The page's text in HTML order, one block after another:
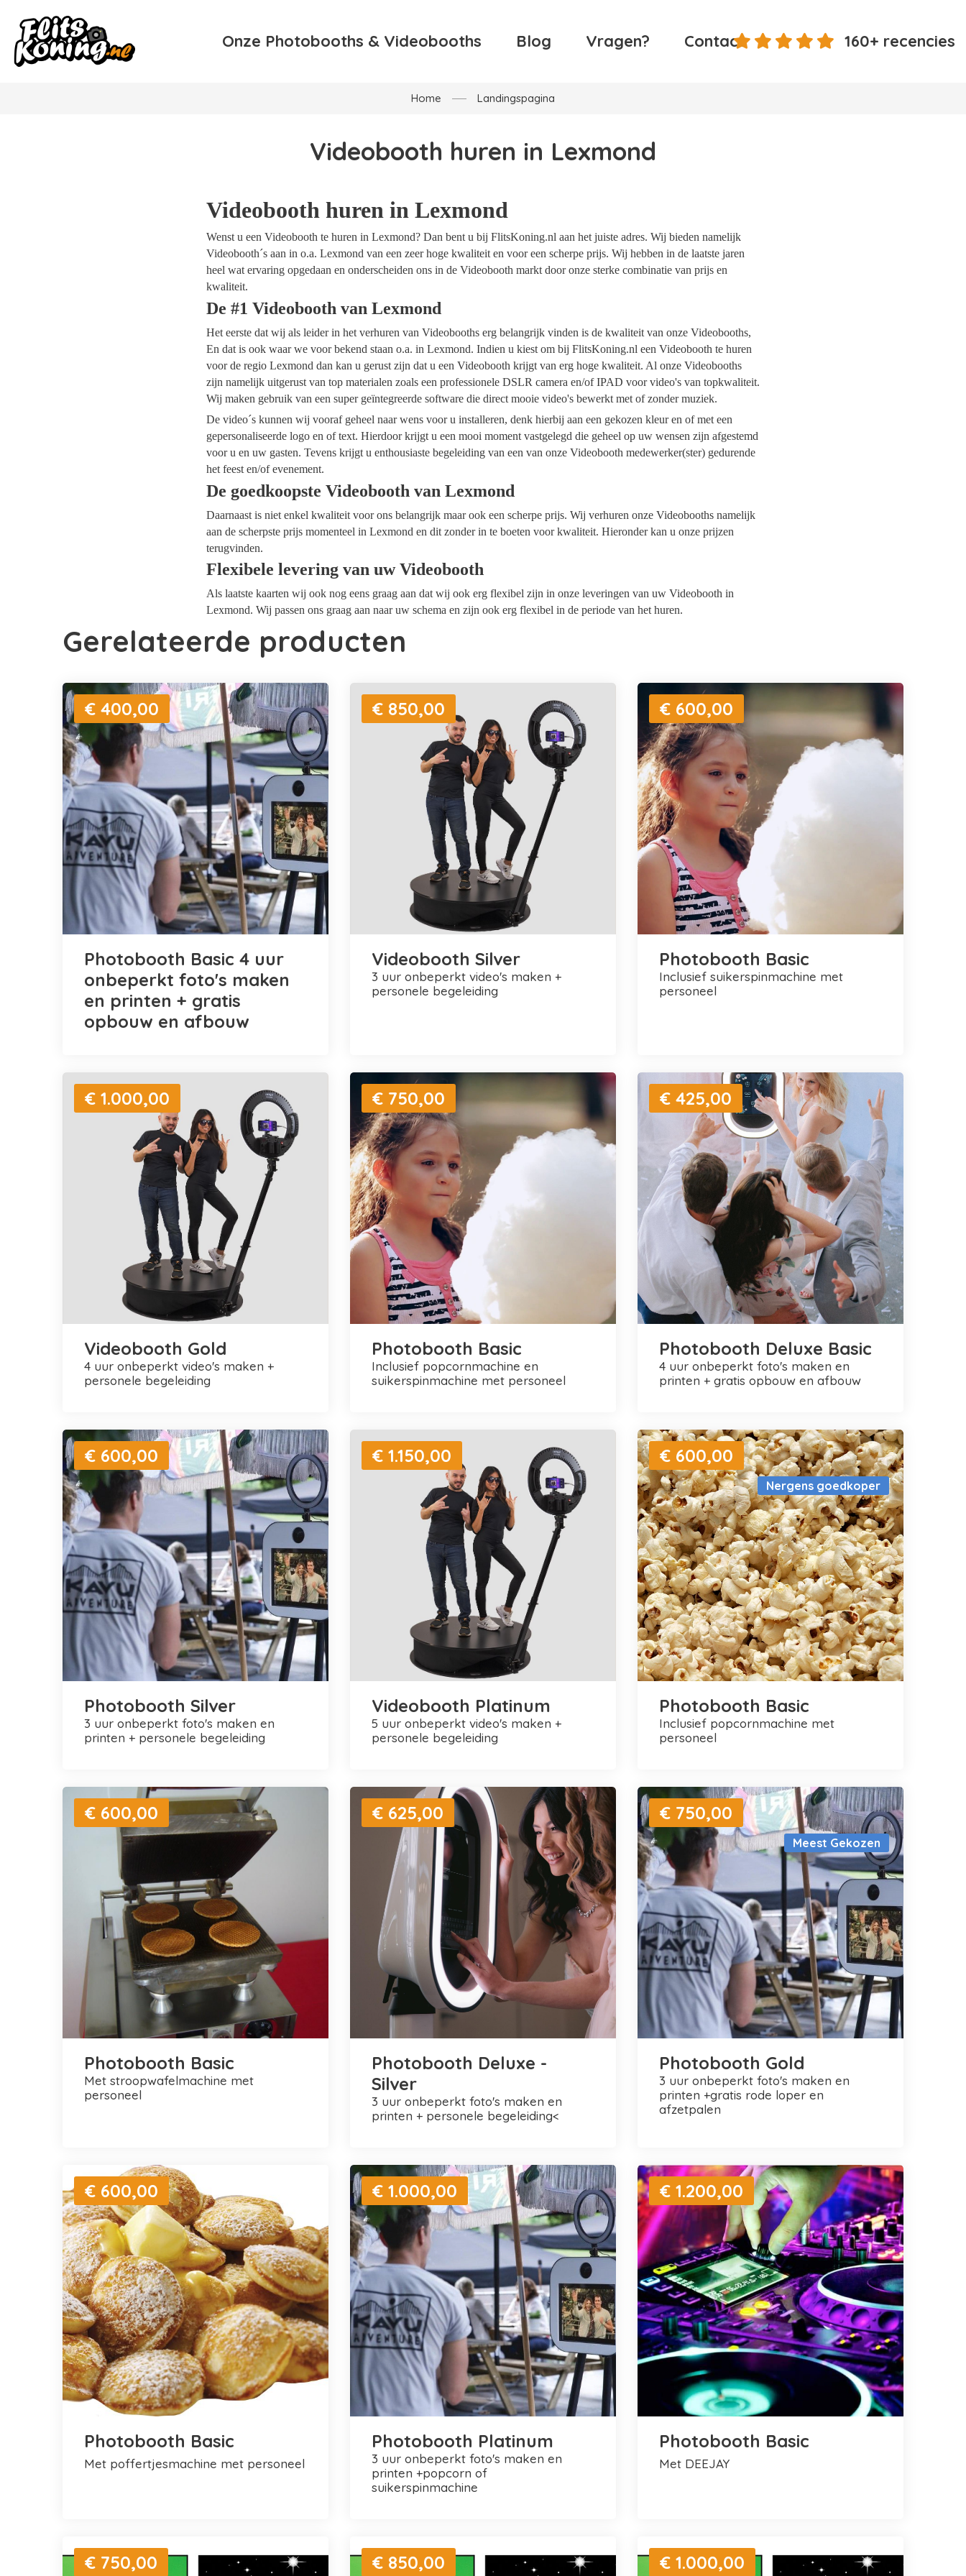
Onze Photobooths & Videobooths Blog Vragen? Contact 160+ recencies
Home Landingspagina
Videobooth huren in Lexmond
Videobooth huren in Lexmond
Wenst u een Videobooth te huren in Lexmond? Dan bent u bij FlitsKoning.nl aan het juiste adres. Wij bieden namelijk
Videobooth´s aan in o.a. Lexmond van een zeer hoge kwaliteit en voor een scherpe prijs. Wij hebben in de laatste jaren
heel wat ervaring opgedaan en onderscheiden ons in de Videobooth markt door onze sterke combinatie van prijs en
kwaliteit.
De #1 Videobooth van Lexmond
Het eerste dat wij als leider in het verhuren van Videobooths erg belangrijk vinden is de kwaliteit van onze Videobooths,
En dat is ook waar we voor bekend staan o.a. in Lexmond. Indien u kiest om bij FlitsKoning.nl een Videobooth te huren
voor de regio Lexmond dan kan u gerust zijn dat u een Videobooth krijgt van erg hoge kwaliteit. Al onze Videobooths
zijn namelijk uitgerust van top materialen zoals een professionele DSLR camera en/of IPAD voor video's van topkwaliteit.
Wij maken gebruik van een super geïntegreerde software die direct mooie video's bewerkt met of zonder muziek.
De video´s kunnen wij vooraf geheel naar wens voor u installeren, denk hierbij aan een gekozen kleur en of met een
gepersonaliseerde logo en of text. Hierdoor krijgt u een mooi moment vastgelegd die geheel op uw wensen zijn afgestemd
voor u en uw gasten. Tevens krijgt u enthousiaste begeleiding van een van onze Videobooth medewerker(ster) gedurende
het feest en/of evenement.
De goedkoopste Videobooth van Lexmond
Daarnaast is niet enkel kwaliteit voor ons belangrijk maar ook een scherpe prijs. Wij verhuren onze Videobooths namelijk
aan de scherpste prijs momenteel in Lexmond en dit zonder in te boeten voor kwaliteit. Hieronder kan u onze prijzen
terugvinden.
Flexibele levering van uw Videobooth
Als laatste kaarten wij ook nog eens graag aan dat wij ook erg flexibel zijn in onze leveringen van uw Videobooth in
Lexmond. Wij passen ons graag aan naar uw schema en zijn ook erg flexibel in de periode van het huren.
Gerelateerde producten
€ 400,00
Photobooth Basic 4 uur
onbeperkt foto's maken
en printen + gratis
opbouw en afbouw
€ 850,00
Videobooth Silver
3 uur onbeperkt video's maken +
personele begeleiding
€ 600,00
Photobooth Basic
inclusief suikerspinmachine met
personeel
€ 1.000,00
Videobooth Gold
4 uur onbeperkt video's maken +
personele begeleiding
€ 750,00
Photobooth Basic
inclusief popcornmachine en
suikerspinmachine met personeel
€ 425,00
Photobooth Deluxe Basic
4 uur onbeperkt foto's maken en
printen + gratis opbouw en afbouw
€ 600,00
Photobooth Silver
3 uur onbeperkt foto's maken en
printen + personele begeleiding
€ 1.150,00
Videobooth Platinum
5 uur onbeperkt video's maken +
personele begeleiding
Nergens goedkoper
€ 600,00
Photobooth Basic
inclusief popcornmachine met
personeel
€ 600,00
Photobooth Basic
met stroopwafelmachine met
personeel
€ 625,00
Photobooth Deluxe -
Silver
3 uur onbeperkt foto's maken en
printen + personele begeleiding<
Meest Gekozen
€ 750,00
Photobooth Gold
3 uur onbeperkt foto's maken en
printen +gratis rode loper en
afzetpalen
€ 600,00
Photobooth Basic
met poffertjesmachine met personeel
€ 1.000,00
Photobooth Platinum
3 uur onbeperkt foto's maken en
printen +popcorn of
suikerspinmachine
€ 1.200,00
Photobooth Basic
met DEEJAY
€ 750,00 € 850,00 € 1.000,00